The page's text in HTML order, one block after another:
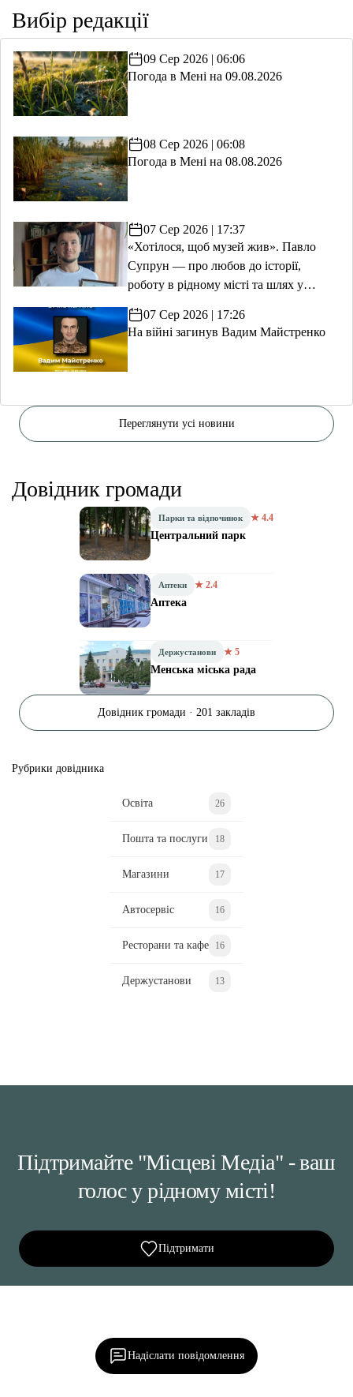
Вибір редакції
09 Сер 2026 | 06:06
Погода в Мені на 09.08.2026
08 Сер 2026 | 06:08
Погода в Мені на 08.08.2026
07 Сер 2026 | 17:37
«Хотілося, щоб музей жив». Павло
Супрун — про любов до історії,
роботу в рідному місті та шлях у
07 Сер 2026 | 17:26
На війні загинув Вадим Майстренко
Переглянути усі новини
Довідник громади
Парки та відпочинок ★ 4.4
Центральний парк
Аптеки ★ 2.4
Аптека
Держустанови ★ 5
Менська міська рада
Довідник громади · 201 закладів
Рубрики довідника
Освіта 26
Пошта та послуги 18
Магазини 17
Автосервіс 16
Ресторани та кафе 16
Держустанови 13
Підтримайте "Місцеві Медіа" - ваш
голос у рідному місті!
Підтримати
Надіслати повідомлення